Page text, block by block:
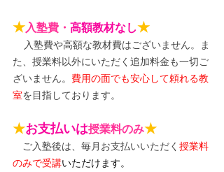
★入塾費・ 高額教材なし★
入塾費や高額な教材費はございません。ま
た、授業料以外にいただく追加料金も一切ご
ざいません。 費用の面でも安心して頼れる教
室を目指しております。
★お支払いは授業料のみ★
ご入塾後は、毎月お支払いいただく 授業料
のみで受講いただけます。